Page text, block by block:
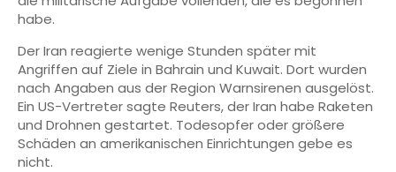
habe.
Der Iran reagierte wenige Stunden später mit
Angriffen auf Ziele in Bahrain und Kuwait. Dort wurden
nach Angaben aus der Region Warnsirenen ausgelöst.
Ein US-Vertreter sagte Reuters, der Iran habe Raketen
und Drohnen gestartet. Todesopfer oder größere
Schäden an amerikanischen Einrichtungen gebe es
nicht.